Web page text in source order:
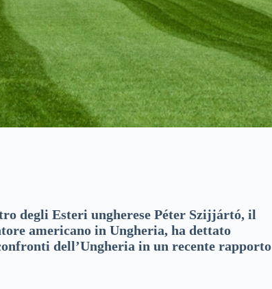
degli Esteri ungherese Péter Szijjártó, il
americano in Ungheria, ha dettato
dell’Ungheria in un recente rapporto